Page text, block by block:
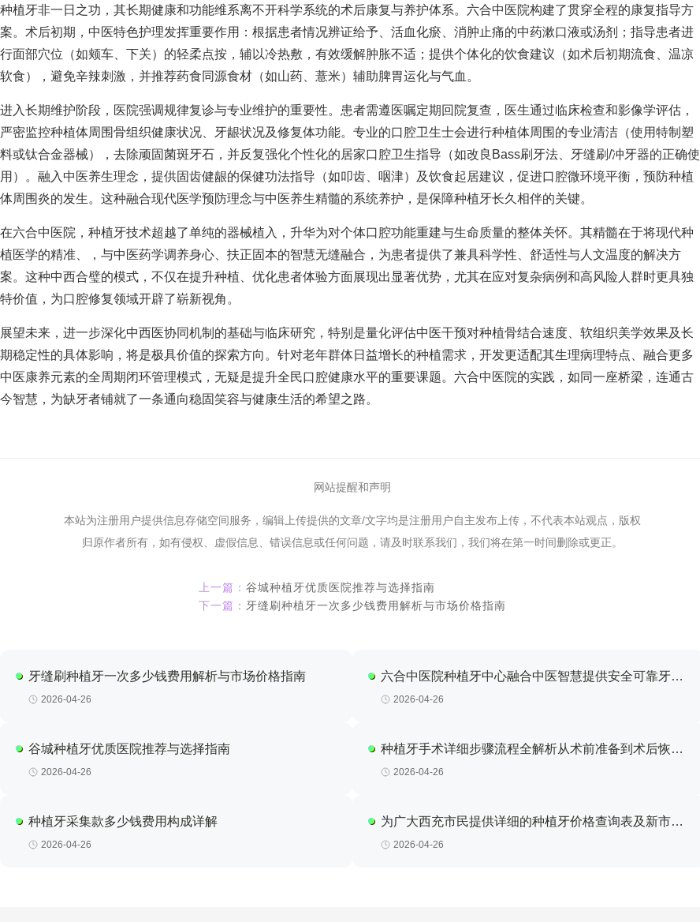
种植牙非一日之功，其长期健康和功能维系离不开科学系统的术后康复与养护体系。六合中医院构建了贯穿全程的康复指导方
案。术后初期，中医特色护理发挥重要作用：根据患者情况辨证给予、活血化瘀、消肿止痛的中药漱口液或汤剂；指导患者进
行面部穴位（如颊车、下关）的轻柔点按，辅以冷热敷，有效缓解肿胀不适；提供个体化的饮食建议（如术后初期流食、温凉
软食），避免辛辣刺激，并推荐药食同源食材（如山药、薏米）辅助脾胃运化与气血。
进入长期维护阶段，医院强调规律复诊与专业维护的重要性。患者需遵医嘱定期回院复查，医生通过临床检查和影像学评估，
严密监控种植体周围骨组织健康状况、牙龈状况及修复体功能。专业的口腔卫生士会进行种植体周围的专业清洁（使用特制塑
料或钛合金器械），去除顽固菌斑牙石，并反复强化个性化的居家口腔卫生指导（如改良Bass刷牙法、牙缝刷/冲牙器的正确使
用）。融入中医养生理念，提供固齿健龈的保健功法指导（如叩齿、咽津）及饮食起居建议，促进口腔微环境平衡，预防种植
体周围炎的发生。这种融合现代医学预防理念与中医养生精髓的系统养护，是保障种植牙长久相伴的关键。
在六合中医院，种植牙技术超越了单纯的器械植入，升华为对个体口腔功能重建与生命质量的整体关怀。其精髓在于将现代种
植医学的精准、，与中医药学调养身心、扶正固本的智慧无缝融合，为患者提供了兼具科学性、舒适性与人文温度的解决方
案。这种中西合璧的模式，不仅在提升种植、优化患者体验方面展现出显著优势，尤其在应对复杂病例和高风险人群时更具独
特价值，为口腔修复领域开辟了崭新视角。
展望未来，进一步深化中西医协同机制的基础与临床研究，特别是量化评估中医干预对种植骨结合速度、软组织美学效果及长
期稳定性的具体影响，将是极具价值的探索方向。针对老年群体日益增长的种植需求，开发更适配其生理病理特点、融合更多
中医康养元素的全周期闭环管理模式，无疑是提升全民口腔健康水平的重要课题。六合中医院的实践，如同一座桥梁，连通古
今智慧，为缺牙者铺就了一条通向稳固笑容与健康生活的希望之路。
网站提醒和声明
本站为注册用户提供信息存储空间服务，编辑上传提供的文章/文字均是注册用户自主发布上传，不代表本站观点，版权
归原作者所有，如有侵权、虚假信息、错误信息或任何问题，请及时联系我们，我们将在第一时间删除或更正。
上一篇： 谷城种植牙优质医院推荐与选择指南
下一篇： 牙缝刷种植牙一次多少钱费用解析与市场价格指南
牙缝刷种植牙一次多少钱费用解析与市场价格指南
2026-04-26
六合中医院种植牙中心融合中医智慧提供安全可靠牙齿
修复方案
2026-04-26
谷城种植牙优质医院推荐与选择指南
2026-04-26
种植牙手术详细步骤流程全解析从术前准备到术后恢复
完整指南
2026-04-26
种植牙采集款多少钱费用构成详解
2026-04-26
为广大西充市民提供详细的种植牙价格查询表及新市场
行情分析指南
2026-04-26